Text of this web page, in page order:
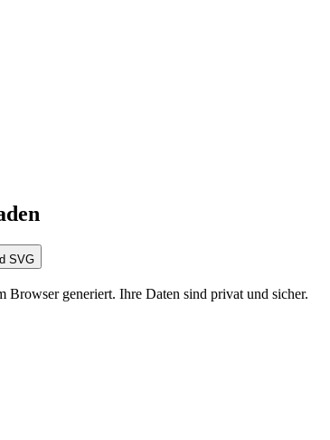
SVG
Browser generiert. Ihre Daten sind privat und sicher.